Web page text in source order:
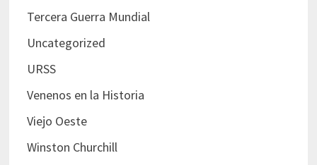
Tercera Guerra Mundial
Uncategorized
URSS
Venenos en la Historia
Viejo Oeste
Winston Churchill